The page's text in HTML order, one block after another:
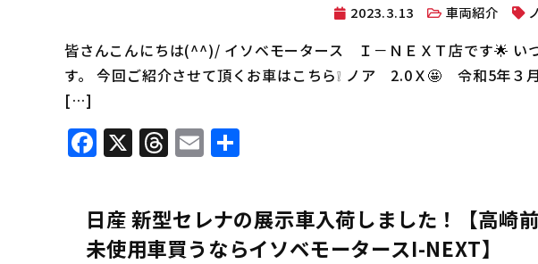
2023.3.13 車両紹介
皆さんこんにちは(^^)/ イソベモータース Ｉ－ＮＥＸＴ店です🌟 い
す。 今回ご紹介させて頂くお車はこちら❕ ノア 2.0Ｘ🤩 令和5年３
[…]
Facebook
X Threads
Email
日産 新型セレナの展示車入荷しました！【高崎
未使用車買うならイソベモータースI-NEXT】